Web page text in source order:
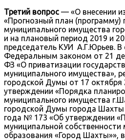
Третий вопрос — «О внесении
«Прогнозный план (программу)
муниципального имущества
и на плановый период 2019 и
председатель КУИ А.Г.Юрьев. В
Федеральным законом от 21
ФЗ «О приватизации
муниципального имущества»,
городской Думы от 17
утверждении «Порядка
муниципального имущества
городской Думы города Шахты
года № 173 «Об утверждении
муниципальной собственности
образования «Город Шахты»»,